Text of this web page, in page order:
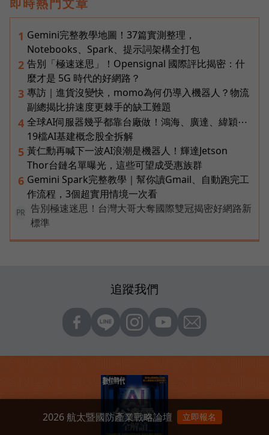
即時熱門文章
1 Gemini完整教學地圖！37篇實測整理，
Notebooks、Spark、提示詞架構全打包
2 告別「極速迷思」！Opensignal 國際評比揭密：什
麼才是 5G 時代的好網路？
3 專訪｜進貨沒變快，momo為何仍導入機器人？物流
副總揭比拚速度更棘手的缺工難題
4 全球AI伺服器幾乎都靠台廠做！鴻海、廣達、緯穎⋯
19檔AI基建概念股全拆解
5 黃仁勳再喊下一波AI浪潮是機器人！輝達Jetson
Thor台鏈名單曝光，這些可望成受惠族群
6 Gemini Spark完整教學｜幫你讀Gmail、自動跑完工
作流程，3個超實用情境一次看
PR
告別極速迷思！台灣大哥大奪國際雙冠揭密好網路新
標準
追蹤我們
2026 航太暨國防產業戰略論壇 立即報名